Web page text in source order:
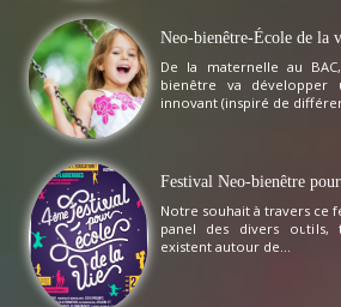
Neo-bienêtre-École de la
De la maternelle au
bienêtre va développer
innovant (inspiré de
Festival Neo-bienêtre
Notre souhait à travers ce
panel des divers outils,
existent autour de...